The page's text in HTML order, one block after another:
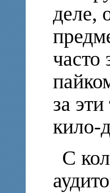
деле,
часто
за
кило-
С